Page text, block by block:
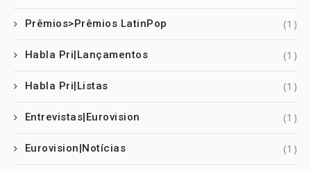
Prêmios>Prêmios LatinPop (1)
Habla Pri|Lançamentos (1)
Habla Pri|Listas (1)
Entrevistas|Eurovision (1)
Eurovision|Notícias (1)